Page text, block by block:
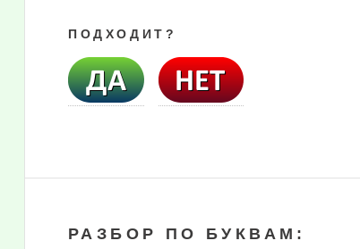
ПОДХОДИТ?
РАЗБОР ПО БУКВАМ: